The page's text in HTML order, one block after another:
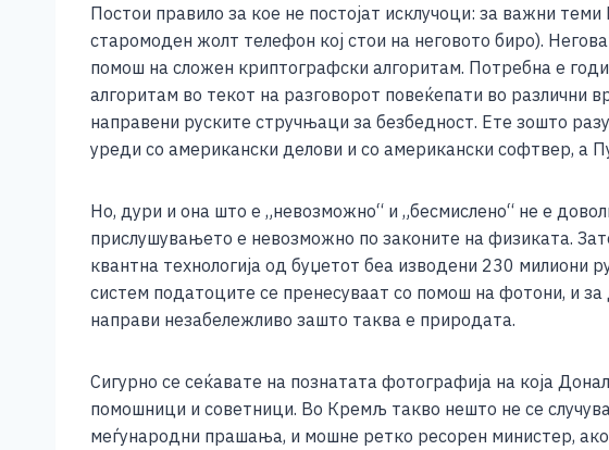
Постои правило за кое не постојат исклучоци: за важни
старомоден жолт телефон кој стои на неговото биро).
помош на сложен криптографски алгоритам. Потребна е
алгоритам во текот на разговорот повеќепати во различни
направени руските стручњаци за безбедност. Ете зошто
уреди со американски делови и со американски софтвер, а
Но, дури и она што е „невозможно“ и „бесмислено“ не е
прислушувањето е невозможно по законите на физиката.
квантна технологија од буџетот беа изводени 230 милиони
систем податоците се пренесуваат со помош на фотони, и
направи незабележливо зашто таква е природата.
Сигурно се сеќавате на познатата фотографија на која
помошници и советници. Во Кремљ такво нешто не се
меѓународни прашања, и мошне ретко ресорен министер,